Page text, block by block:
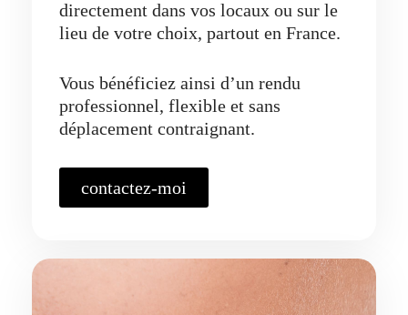
directement dans vos locaux ou sur le
lieu de votre choix, partout en France.
Vous bénéficiez ainsi d’un rendu
professionnel, flexible et sans
déplacement contraignant.
contactez-moi